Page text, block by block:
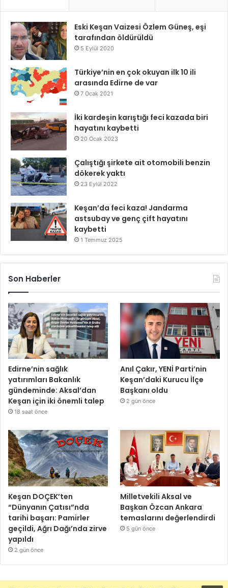
Eski Keşan Vaizesi Özlem Güneş, eşi
tarafından öldürüldü
5 Eylül 2020
Türkiye’nin en çok okuyan ilk 10 ili
arasında Edirne de var
7 Ocak 2021
İki kardeşin karıştığı feci kazada biri
hayatını kaybetti
20 Ocak 2023
Çalıştığı şirkete ait otomobili benzin
dökerek yaktı
23 Eylül 2022
Keşan’da feci kaza! Jandarma
astsubay ve genç çift hayatını
kaybetti
1 Temmuz 2025
Son Haberler
Edirne’nin sağlık
yatırımları Bakanlık
gündeminde: Aksal’dan
Keşan için iki önemli talep
18 saat önce
Anıl Çakır, YENİ Parti’nin
Keşan’daki Kurucu İlçe
Başkanı oldu
2 gün önce
Keşan DOÇEK’ten
“Dünyanın Çatısı”nda
tarihi başarı: Pamirler
geçildi, Ağrı Dağı’nda zirve
yapıldı
2 gün önce
Milletvekili Aksal ve
Başkan Özcan Ankara
temaslarını değerlendirdi
5 gün önce